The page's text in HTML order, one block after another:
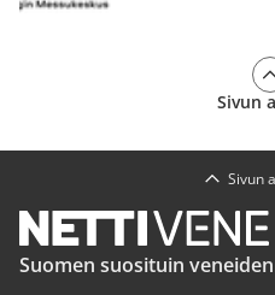
Sivun
Sivun
Suomen suosituin